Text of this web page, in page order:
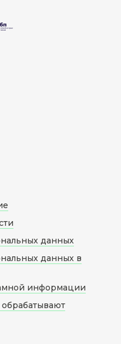
данных
данных в
информации